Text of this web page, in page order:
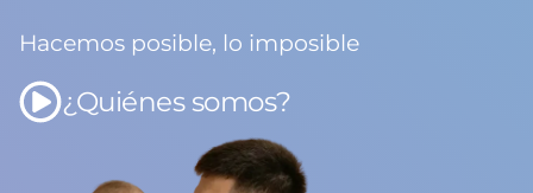
Hacemos posible, lo imposible
¿Quiénes somos?